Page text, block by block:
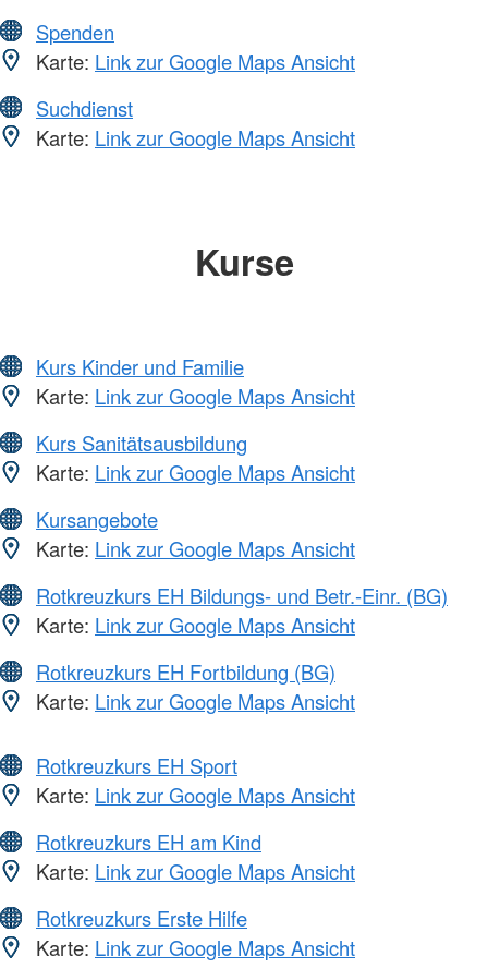
Spenden
Karte: Link zur Google Maps Ansicht
Suchdienst
Karte: Link zur Google Maps Ansicht
Kurse
Kurs Kinder und Familie
Karte: Link zur Google Maps Ansicht
Kurs Sanitätsausbildung
Karte: Link zur Google Maps Ansicht
Kursangebote
Karte: Link zur Google Maps Ansicht
Rotkreuzkurs EH Bildungs- und Betr.-Einr. (BG)
Karte: Link zur Google Maps Ansicht
Rotkreuzkurs EH Fortbildung (BG)
Karte: Link zur Google Maps Ansicht
Rotkreuzkurs EH Sport
Karte: Link zur Google Maps Ansicht
Rotkreuzkurs EH am Kind
Karte: Link zur Google Maps Ansicht
Rotkreuzkurs Erste Hilfe
Karte: Link zur Google Maps Ansicht